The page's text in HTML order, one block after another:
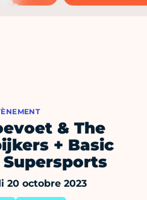
& The
+ Basic
Supersports
20 octobre 2023